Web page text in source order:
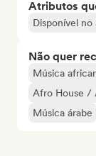
Atributos
Disponível no
Não quer
Música
Afro House /
Música árabe